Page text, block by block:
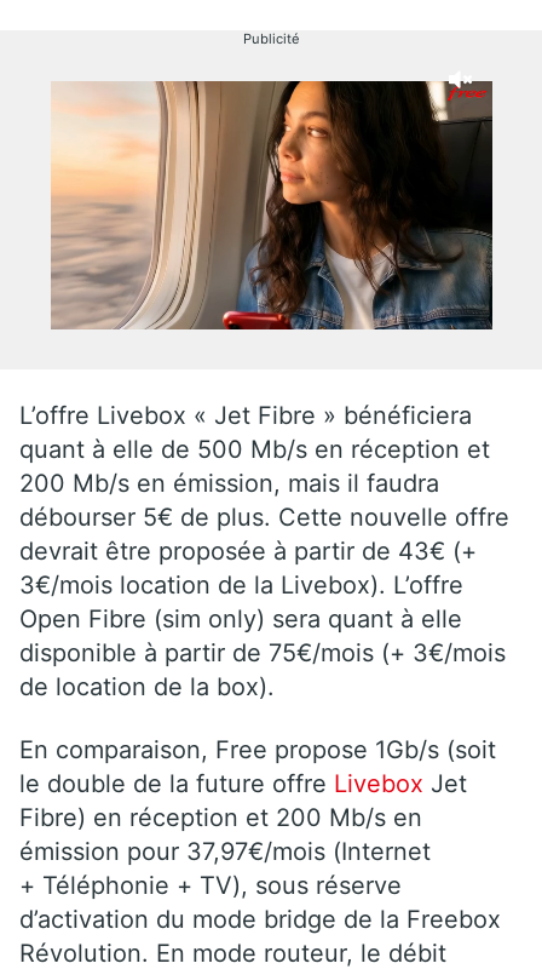
Publicité
L’offre Livebox « Jet Fibre » bénéficiera
quant à elle de 500 Mb/s en réception et
200 Mb/s en émission, mais il faudra
débourser 5€ de plus. Cette nouvelle offre
devrait être proposée à partir de 43€ (+
3€/mois location de la Livebox). L’offre
Open Fibre (sim only) sera quant à elle
disponible à partir de 75€/mois (+ 3€/mois
de location de la box).
En comparaison, Free propose 1Gb/s (soit
le double de la future offre Livebox Jet
Fibre) en réception et 200 Mb/s en
émission pour 37,97€/mois (Internet
+ Téléphonie + TV), sous réserve
d’activation du mode bridge de la Freebox
Révolution. En mode routeur, le débit